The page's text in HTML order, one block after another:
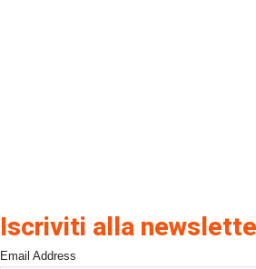
Iscriviti alla
Email Address